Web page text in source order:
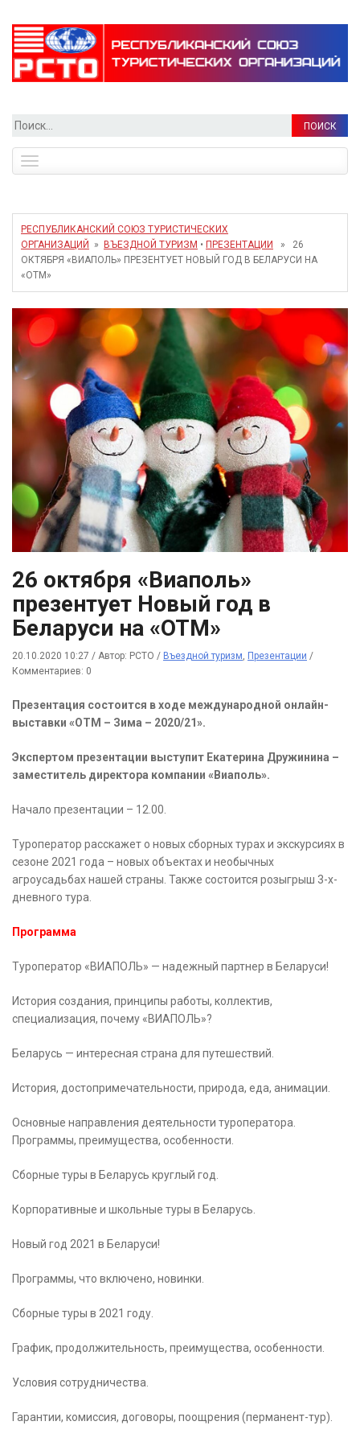
Найти:
navigation
РЕСПУБЛИКАНСКИЙ СОЮЗ ТУРИСТИЧЕСКИХ
ОРГАНИЗАЦИЙ
» ВЪЕЗДНОЙ ТУРИЗМ • ПРЕЗЕНТАЦИИ
» 26
ОКТЯБРЯ «ВИАПОЛЬ» ПРЕЗЕНТУЕТ НОВЫЙ ГОД В БЕЛАРУСИ НА
«OTM»
26 октября «Виаполь»
презентует Новый год в
Беларуси на «OTM»
20.10.2020 10:27 / Автор: РСТО / Въездной туризм, Презентации /
Комментариев: 0
Презентация состоится в ходе международной онлайн-
выставки «ОТМ – Зима – 2020/21».
Экспертом презентации выступит Екатерина Дружинина –
заместитель директора компании «Виаполь».
Начало презентации – 12.00.
Туроператор расскажет о новых сборных турах и экскурсиях в
сезоне 2021 года – новых объектах и необычных
агроусадьбах нашей страны. Также состоится розыгрыш 3-х-
дневного тура.
Программа
Туроператор «ВИАПОЛЬ» — надежный партнер в Беларуси!
История создания, принципы работы, коллектив,
специализация, почему «ВИАПОЛЬ»?
Беларусь — интересная страна для путешествий.
История, достопримечательности, природа, еда, анимации.
Основные направления деятельности туроператора.
Программы, преимущества, особенности.
Сборные туры в Беларусь круглый год.
Корпоративные и школьные туры в Беларусь.
Новый год 2021 в Беларуси!
Программы, что включено, новинки.
Сборные туры в 2021 году.
График, продолжительность, преимущества, особенности.
Условия сотрудничества.
Гарантии, комиссия, договоры, поощрения (перманент-тур).